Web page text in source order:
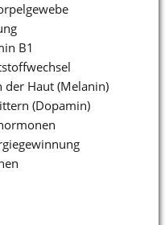
B1
der Haut (Melanin)
(Dopamin)